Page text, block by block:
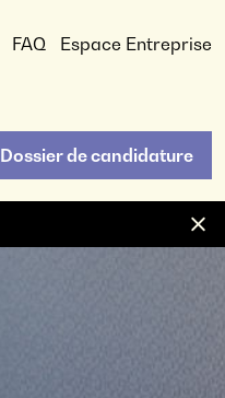
FAQ Espace Entreprise
Dossier de candidature